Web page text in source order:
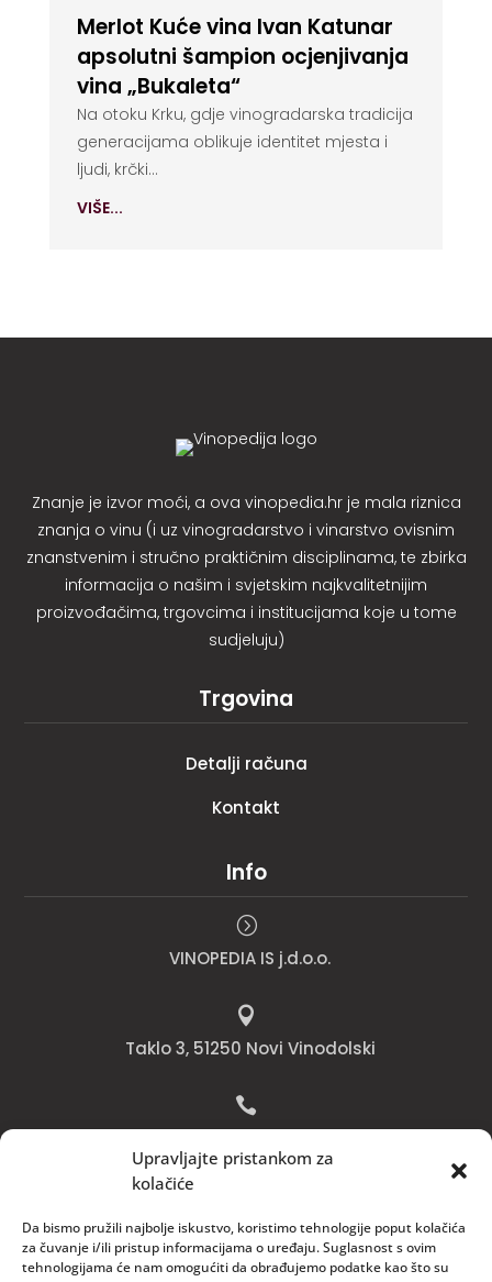
Upravljajte pristankom za
kolačiće
Da bismo pružili najbolje iskustvo, koristimo tehnologije poput kolačića
za čuvanje i/ili pristup informacijama o uređaju. Suglasnost s ovim
tehnologijama će nam omogućiti da obrađujemo podatke kao što su
Merlot Kuće vina Ivan Katunar
apsolutni šampion ocjenjivanja
vina „Bukaleta“
Na otoku Krku, gdje vinogradarska tradicija
generacijama oblikuje identitet mjesta i
ljudi, krčki...
VIŠE...
Znanje je izvor moći, a ova vinopedia.hr je mala riznica
znanja o vinu (i uz vinogradarstvo i vinarstvo ovisnim
znanstvenim i stručno praktičnim disciplinama, te zbirka
informacija o našim i svjetskim najkvalitetnijim
proizvođačima, trgovcima i institucijama koje u tome
sudjeluju)
Trgovina
Detalji računa
Kontakt
Info
=
VINOPEDIA IS j.d.o.o.

Taklo 3, 51250 Novi Vinodolski

Jadranko +385 91 501 4218